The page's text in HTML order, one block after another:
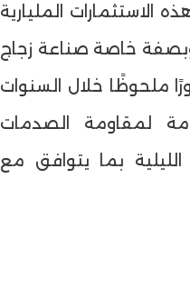
الاستثمارات المليارية
خاصة صناعة زجاج
ملحوظًا خلال السنوات
لمقاومة الصدمات
بما يتوافق مع